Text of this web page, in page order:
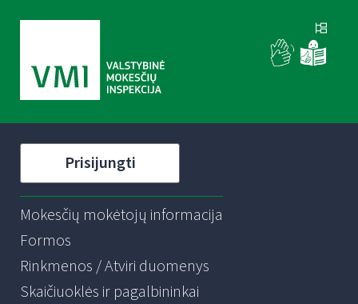
Prisijungti
Mokesčių mokėtojų informacija
Formos
Rinkmenos / Atviri duomenys
Skaičiuoklės ir pagalbininkai